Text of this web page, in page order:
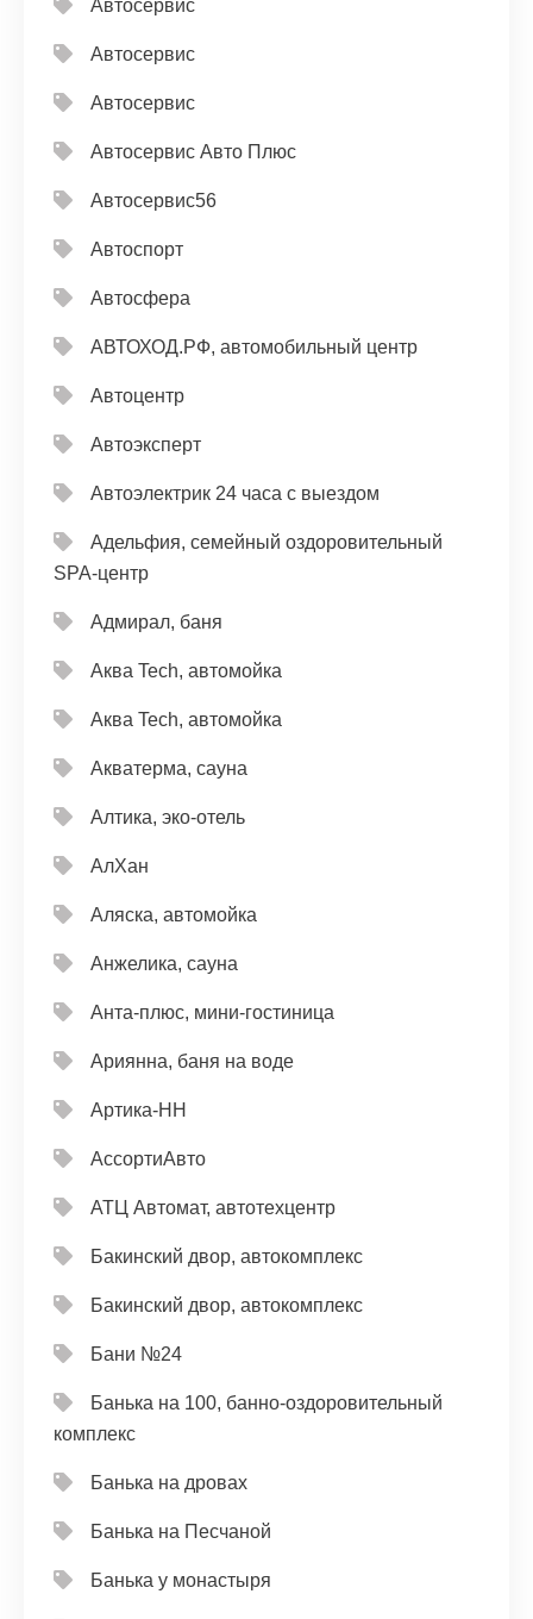
Автосервис
Автосервис
Автосервис
Автосервис Авто Плюс
Автосервис56
Автоспорт
Автосфера
АВТОХОД.РФ, автомобильный центр
Автоцентр
Автоэксперт
Автоэлектрик 24 часа с выездом
Адельфия, семейный оздоровительный
SPA-центр
Адмирал, баня
Аква Tech, автомойка
Аква Tech, автомойка
Акватерма, сауна
Алтика, эко-отель
АлХан
Аляска, автомойка
Анжелика, сауна
Анта-плюс, мини-гостиница
Ариянна, баня на воде
Артика-НН
АссортиАвто
АТЦ Автомат, автотехцентр
Бакинский двор, автокомплекс
Бакинский двор, автокомплекс
Бани №24
Банька на 100, банно-оздоровительный
комплекс
Банька на дровах
Банька на Песчаной
Банька у монастыря